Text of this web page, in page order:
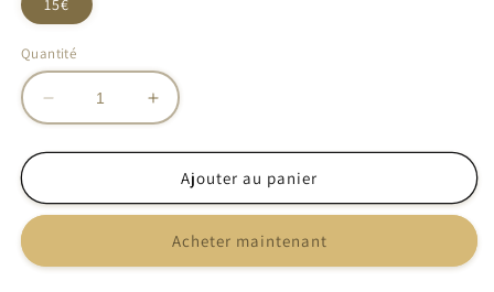
15€
Quantité
Réduire
la
quantité
Bracelet
de
Augmenter
la
quantité
Bracelet
œil
de
Ajouter au panier
Acheter maintenant